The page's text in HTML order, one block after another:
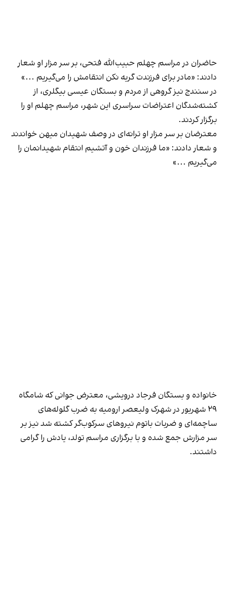
حاضران در مراسم چهلم حبیب‌الله فتحی، بر سر مزار او شعار
دادند: «مادر برای فرزندت گریه نکن انتقامش را می‌گیریم ...»
در سنندج نیز گروهی از مردم و بستگان عیسی بیگلری، از
کشته‌شدگان اعتراضات سراسری این شهر، مراسم چهلم او را
برگزار کردند.
معترضان بر سر مزار او ترانه‌ای در وصف شهیدان میهن خواندند
و شعار دادند: «ما فرزندان خون و آتشیم انتقام شهیدانمان را
می‌گیریم ...»
خانواده و بستگان فرجاد درویشی، معترض جوانی که شامگاه
۲۹ شهریور در شهرک ولیعصر ارومیه به ضرب گلوله‌های
ساچمه‌ای و ضربات باتوم نیروهای سرکوب‌گر کشته شد نیز بر
سر مزارش جمع شده و با برگزاری مراسم تولد، یادش را گرامی
داشتند.